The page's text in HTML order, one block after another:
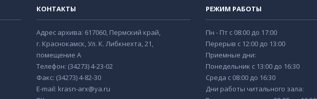
КОНТАКТЫ
Адрес архива: 617060, Пермский край,
г. Краснокамск, Ул. К. Либкнехта, 21,
помещение А
Телефон: (34273) 4-23-02
Факс: (34273) 4-82-30
E-mail: krasn-arx@ya.ru
РЕЖИМ РАБОТЫ
Пн - Пт с 08:00 до 17:00
Перерыв с 12:00 до 13:00
Приемные дни:
Понедельник с 13:00 до 16:30
Среда с 08:00 до 16:30
Дни работы читального зала: